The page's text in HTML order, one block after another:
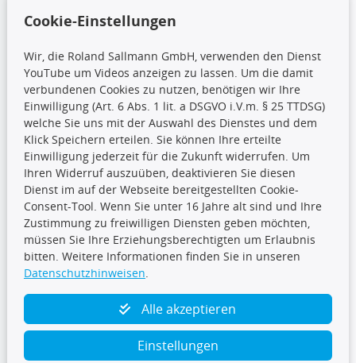
CARAT Gruppe
Folge uns
TecDoc Inside
Cookie-Einstellungen
Wir, die Roland Sallmann GmbH, verwenden den Dienst
YouTube um Videos anzeigen zu lassen. Um die damit
verbundenen Cookies zu nutzen, benötigen wir Ihre
Einwilligung (Art. 6 Abs. 1 lit. a DSGVO i.V.m. § 25 TTDSG)
welche Sie uns mit der Auswahl des Dienstes und dem
Klick Speichern erteilen. Sie können Ihre erteilte
Einwilligung jederzeit für die Zukunft widerrufen. Um
Ihren Widerruf auszuüben, deaktivieren Sie diesen
Dienst im auf der Webseite bereitgestellten Cookie-
Consent-Tool. Wenn Sie unter 16 Jahre alt sind und Ihre
Zustimmung zu freiwilligen Diensten geben möchten,
müssen Sie Ihre Erziehungsberechtigten um Erlaubnis
bitten. Weitere Informationen finden Sie in unseren
Datenschutzhinweisen.
Alle akzeptieren
Einstellungen